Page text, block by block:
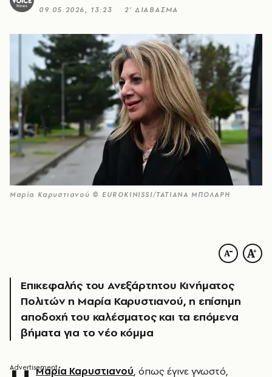
09.05.2026, 13:23 2’ ΔΙΑΒΑΣΜΑ
Μαρία Καρυστιανού © EUROKINISSI/ΤΑΤΙΑΝΑ ΜΠΟΛΑΡΗ
Επικεφαλής του Ανεξάρτητου Κινήματος
Πολιτών η Μαρία Καρυστιανού, η επίσημη
αποδοχή του καλέσματος και τα επόμενα
βήματα για το νέο κόμμα
Μαρία Καρυστιανού, όπως έγινε γνωστό,